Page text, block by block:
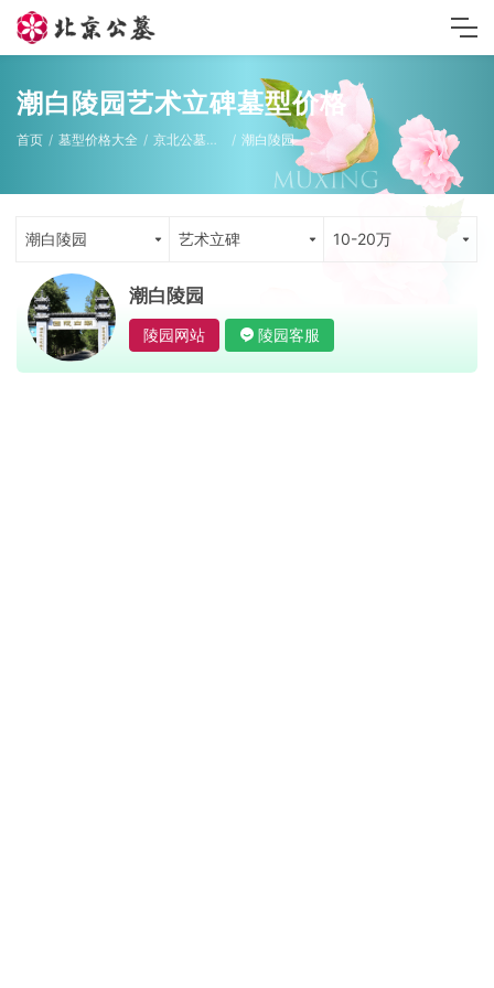
潮白陵园艺术立碑墓型价格
首页 墓型价格大全 京北公墓墓型 潮白陵园
潮白陵园 艺术立碑 10-20万
潮白陵园
陵园网站 陵园客服